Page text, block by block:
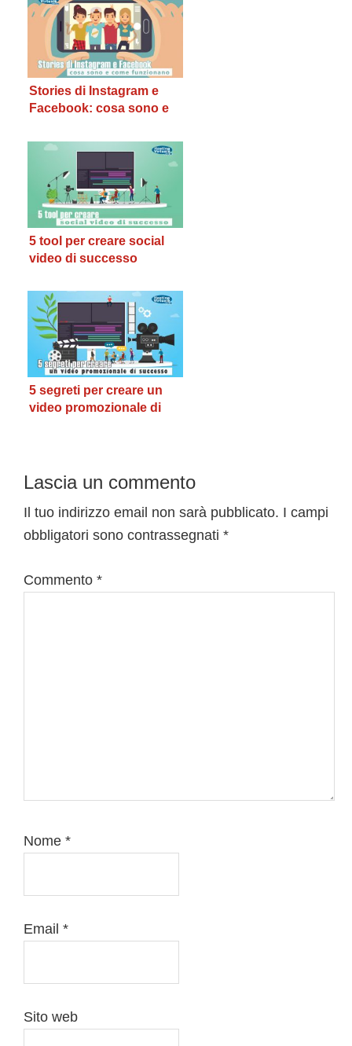
Stories di Instagram e
Facebook: cosa sono e
5 tool per creare social
video di successo
5 segreti per creare un
video promozionale di
Interazioni
del
lettore
Lascia un commento
Il tuo indirizzo email non sarà pubblicato. I campi
obbligatori sono contrassegnati *
Commento *
Nome *
Email *
Sito web